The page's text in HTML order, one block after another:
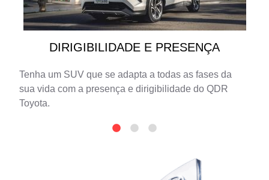
DIRIGIBILIDADE E PRESENÇA
Tenha um SUV que se adapta a todas as fases da
sua vida com a presença e dirigibilidade do QDR
Toyota.